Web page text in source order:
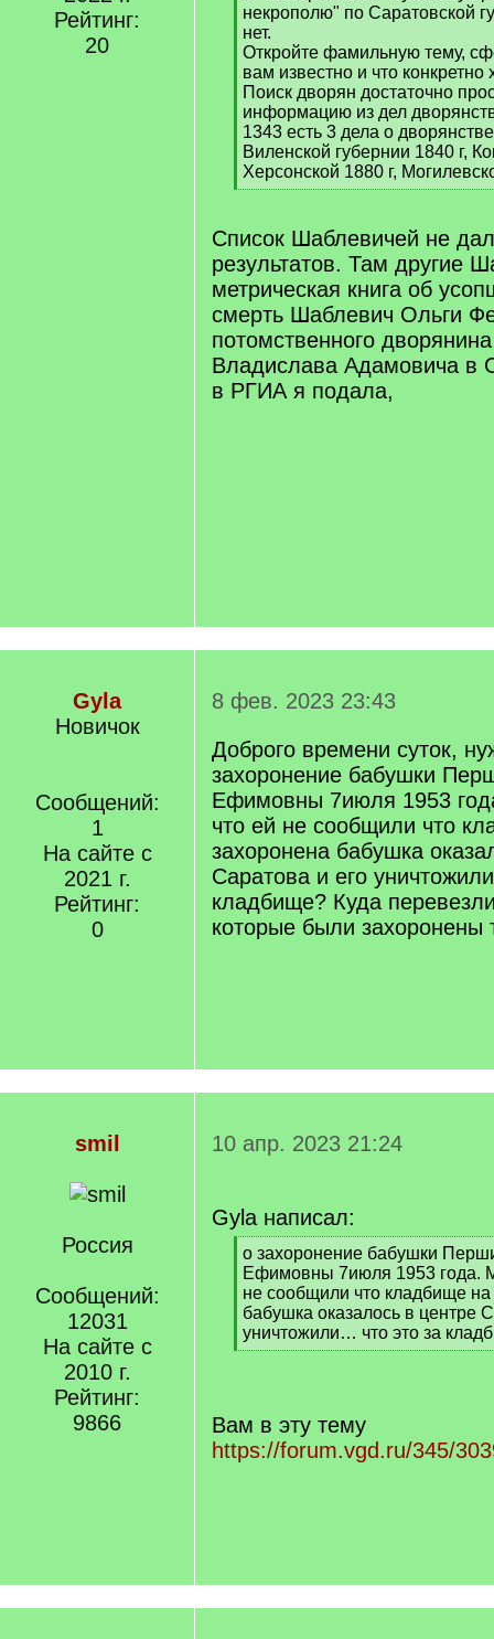
Рейтинг:
20
q
некрополю" по Саратовской
нет.
Откройте фамильную тему,
вам известно и что конкретно
Поиск дворян достаточно
информацию из дел
1343 есть 3 дела о
Виленской губернии 1840 г,
Херсонской 1880 г,
[
q
]
Список Шаблевичей не
результатов. Там другие
метрическая книга об
смерть Шаблевич Ольги
потомственного
Владислава Адамовича в
в РГИА я подала,
Gyla
Новичок
Сообщений:
1
На сайте с
2021 г.
Рейтинг:
0
8 фев. 2023 23:43
Доброго времени суток,
захоронение бабушки
Ефимовны 7июля 1953
что ей не сообщили что
захоронена бабушка
Саратова и его
кладбище? Куда
которые были захоронены
smil
Россия
Сообщений:
12031
На сайте с
2010 г.
Рейтинг:
9866
10 апр. 2023 21:24
Gyla написал:
[
q
]
о захоронение бабушки
Ефимовны 7июля 1953 года.
не сообщили что кладбище
бабушка оказалось в центре
уничтожили… что это за
[
Вам в эту тему
https://forum.vgd.ru/345/